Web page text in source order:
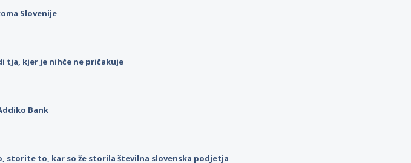
Slovenije
tja, kjer je nihče ne pričakuje
Bank
storite to, kar so že storila številna slovenska podjetja